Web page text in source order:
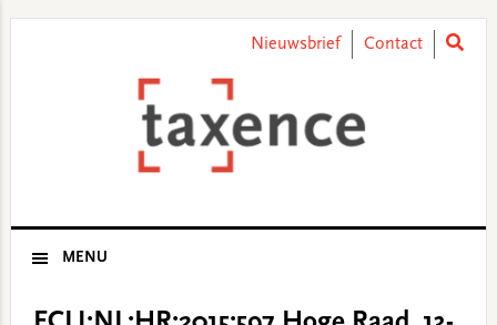
Nieuwsbrief Contact
MENU